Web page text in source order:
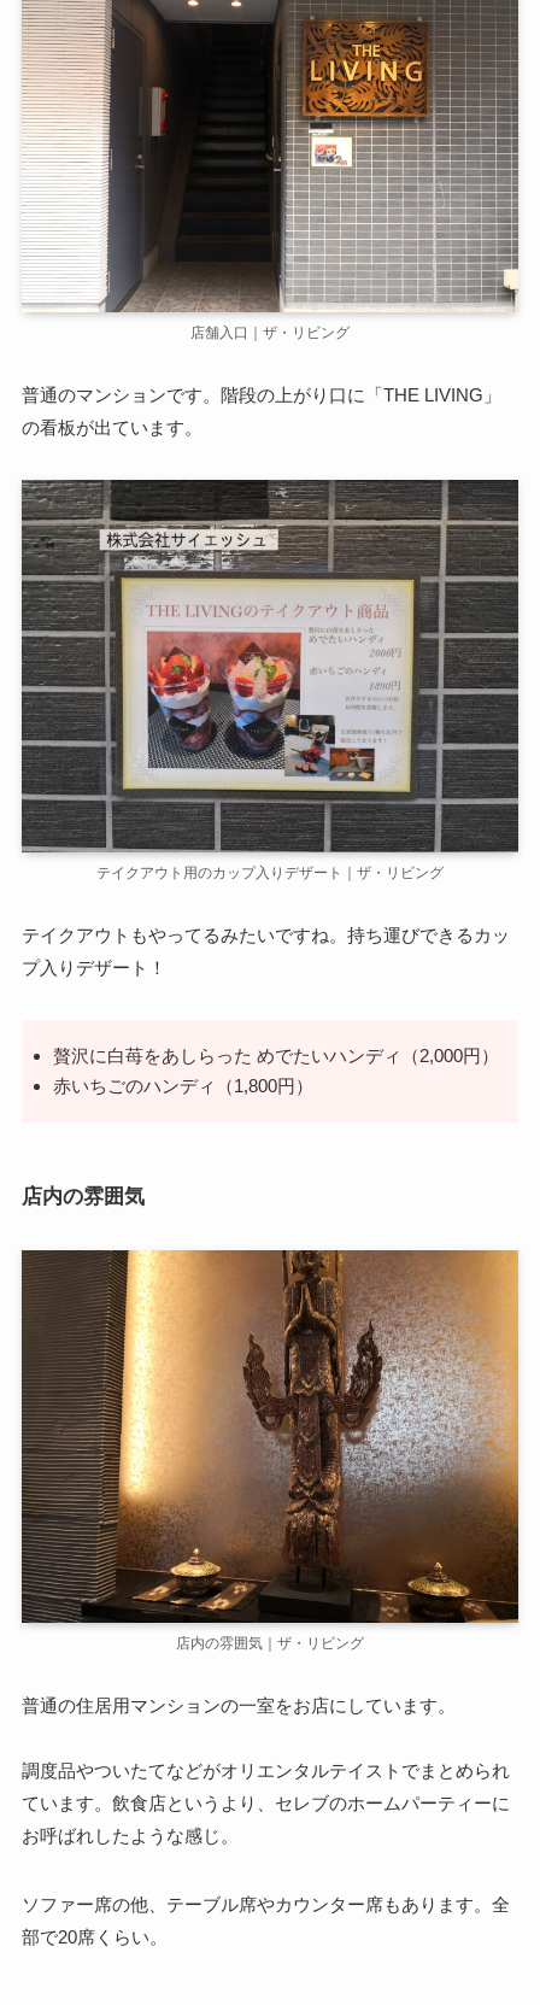
店舗入口｜ザ・リビング
普通のマンションです。階段の上がり口に「THE LIVING」
の看板が出ています。
テイクアウト用のカップ入りデザート｜ザ・リビング
テイクアウトもやってるみたいですね。持ち運びできるカッ
プ入りデザート！
贅沢に白苺をあしらった めでたいハンディ（2,000円）
赤いちごのハンディ（1,800円）
店内の雰囲気
店内の雰囲気｜ザ・リビング
普通の住居用マンションの一室をお店にしています。
調度品やついたてなどがオリエンタルテイストでまとめられ
ています。飲食店というより、セレブのホームパーティーに
お呼ばれしたような感じ。
ソファー席の他、テーブル席やカウンター席もあります。全
部で20席くらい。